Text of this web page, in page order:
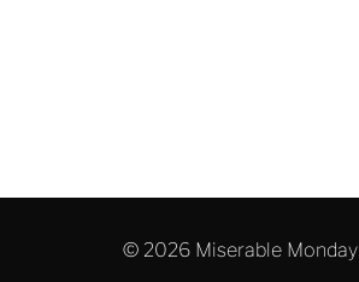
© 2026 Miserable Monday